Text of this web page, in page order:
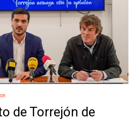
de Torrejón de